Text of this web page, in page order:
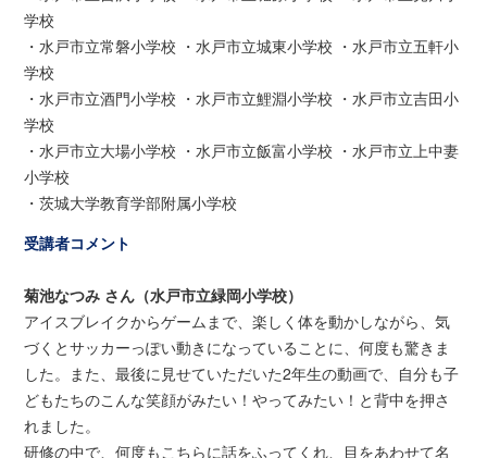
学校
・水戸市立常磐小学校 ・水戸市立城東小学校 ・水戸市立五軒小
学校
・水戸市立酒門小学校 ・水戸市立鯉淵小学校 ・水戸市立吉田小
学校
・水戸市立大場小学校 ・水戸市立飯富小学校 ・水戸市立上中妻
小学校
・茨城大学教育学部附属小学校
受講者コメント
菊池なつみ さん（水戸市立緑岡小学校）
アイスブレイクからゲームまで、楽しく体を動かしながら、気
づくとサッカーっぽい動きになっていることに、何度も驚きま
した。また、最後に見せていただいた2年生の動画で、自分も子
どもたちのこんな笑顔がみたい！やってみたい！と背中を押さ
れました。
研修の中で、何度もこちらに話をふってくれ、目をあわせて名